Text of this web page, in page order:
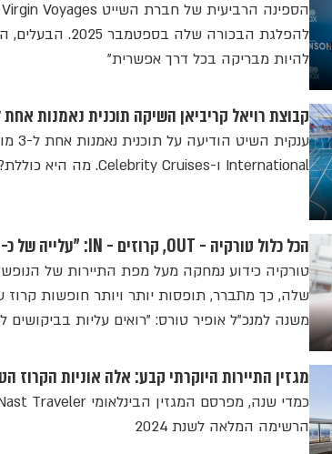
להפלגת הבכורה
להיות מבריקה בכל דרך אפשרית"
קבוצת רויאל קריביאן השיקה תוכנית נאמנות אחת ל-3
International ו-Celebrity Cruises. מה היא כוללת?
הכל כלול טורקיה - OUT, קרוזים - IN: "עלייה של כ-30% בביקושים לקרוזים"
טורקיה כידוע נמחקה מעל מפת התיירות של
שלה, כך מתברר, תופסות יותר ויותר חופשות
משנה למנכ"ל אופיר טורס: "רואים עליות בביקושים
מגזין התיירות היוקרתי קבע: אלה אוניות הקרוז
הרשימה המלאה לשנת 2024